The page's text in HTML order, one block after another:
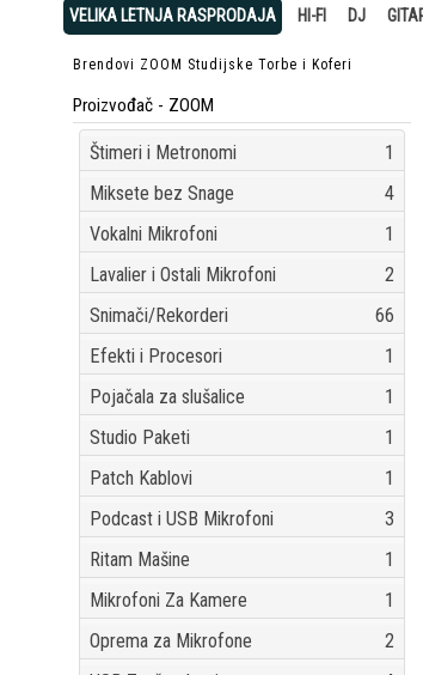
VELIKA LETNJA RASPRODAJA HI-FI DJ
Brendovi ZOOM Studijske Torbe i Koferi
Proizvođač - ZOOM
Štimeri i Metronomi
1
Miksete bez Snage
4
Vokalni Mikrofoni
1
Lavalier i Ostali Mikrofoni
2
Snimači/Rekorderi
66
Efekti i Procesori
1
Pojačala za slušalice
1
Studio Paketi
1
Patch Kablovi
1
Podcast i USB Mikrofoni
3
Ritam Mašine
1
Mikrofoni Za Kamere
1
Oprema za Mikrofone
2